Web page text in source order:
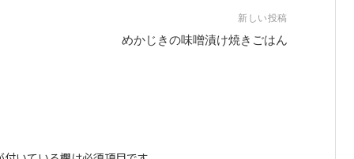
新しい投稿
めかじきの味噌漬け焼きごはん